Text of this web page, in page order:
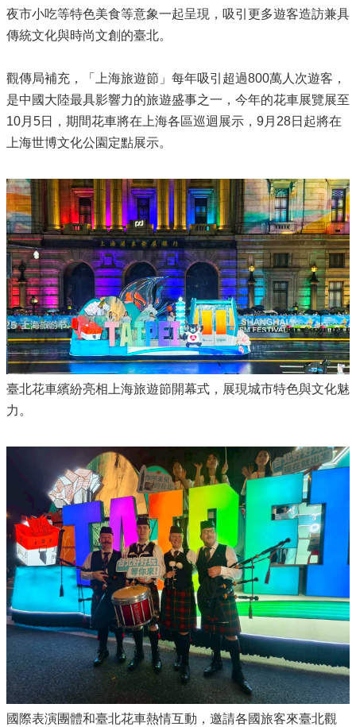
夜市小吃等特色美食等意象一起呈現，吸引更多遊客造訪兼具
傳統文化與時尚文創的臺北。
觀傳局補充，「上海旅遊節」每年吸引超過800萬人次遊客，
是中國大陸最具影響力的旅遊盛事之一，今年的花車展覽展至
10月5日，期間花車將在上海各區巡迴展示，9月28日起將在
上海世博文化公園定點展示。
臺北花車繽紛亮相上海旅遊節開幕式，展現城市特色與文化魅
力。
國際表演團體和臺北花車熱情互動，邀請各國旅客來臺北觀